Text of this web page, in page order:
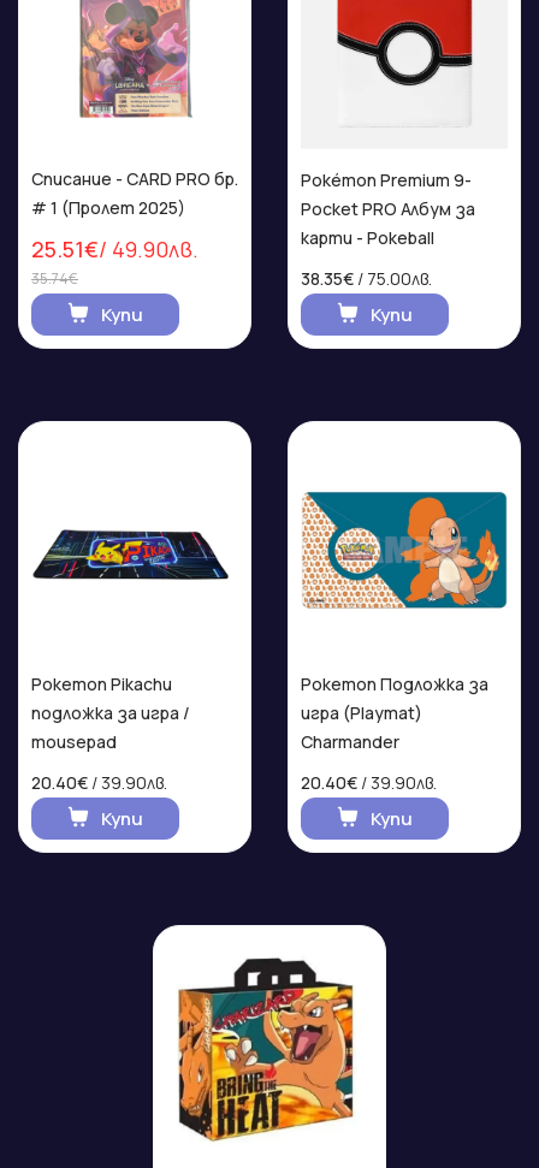
Списание - CARD PRO бр.
# 1 (Пролет 2025)
25.51€/ 49.90лв.
35.74€
Купи
Pokémon Premium 9-
Pocket PRO Албум за
карти - Pokeball
38.35€ / 75.00лв.
Купи
Pokemon Pikachu
подложка за игра /
mousepad
20.40€ / 39.90лв.
Купи
Pokemon Подложка за
игра (Playmat)
Charmander
20.40€ / 39.90лв.
Купи